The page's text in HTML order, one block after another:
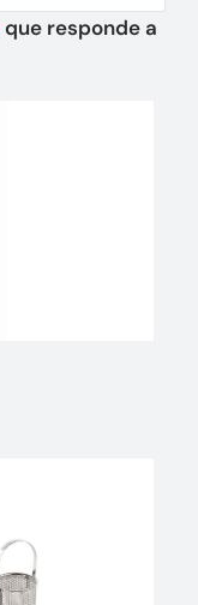
que responde a